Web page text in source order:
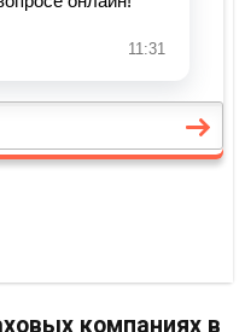
компаниях в